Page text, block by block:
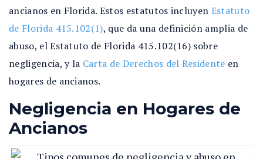
ancianos en Florida. Estos estatutos incluyen Estatuto
de Florida 415.102(1), que da una definición amplia de
abuso, el Estatuto de Florida 415.102(16) sobre
negligencia, y la Carta de Derechos del Residente en
hogares de ancianos.
Negligencia en Hogares de
Ancianos